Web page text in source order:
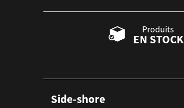
Produits
EN STOCK
Side-shore